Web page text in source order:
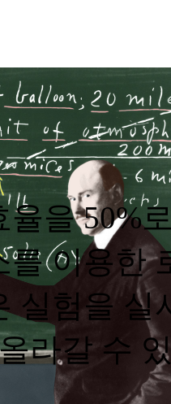
율을 50%
를 이용한
실험을
라갈 수